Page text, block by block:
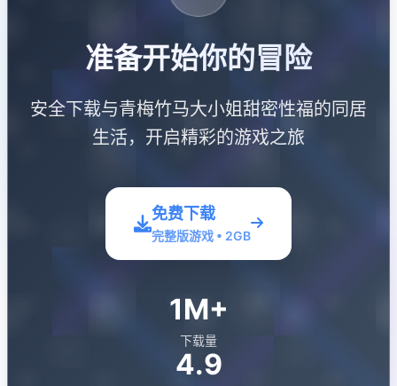
准备开始你的冒险
安全下载与青梅竹马大小姐甜密性福的同居
生活，开启精彩的游戏之旅
免费下载
完整版游戏 • 2GB
1M+
下载量
4.9